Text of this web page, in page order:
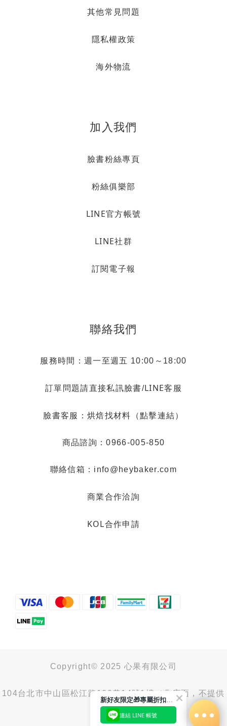
其他常見問題
隱私權政策
海外物流
加入我們
臉書粉絲專頁
粉絲俱樂部
LINE官方帳號
LINE社群
訂閱電子報
聯絡我們
服務時間：週一至週五 10:00～18:00
訂單問題請直接私訊臉書/LINE客服
臉書客服： 烘焙找材料（點擊連結）
商品諮詢：0966-005-850
聯絡信箱：info@heybaker.com
商業合作洽詢
KOL合作申請
Copyright© 2025 心果有限公司
104台北市中山區松江路100巷14號1樓（非店面，不提供
取貨服務）
烘焙找材料
得到！
新好友限定🎁專屬折扣馬上領
連結 LINE 帳號